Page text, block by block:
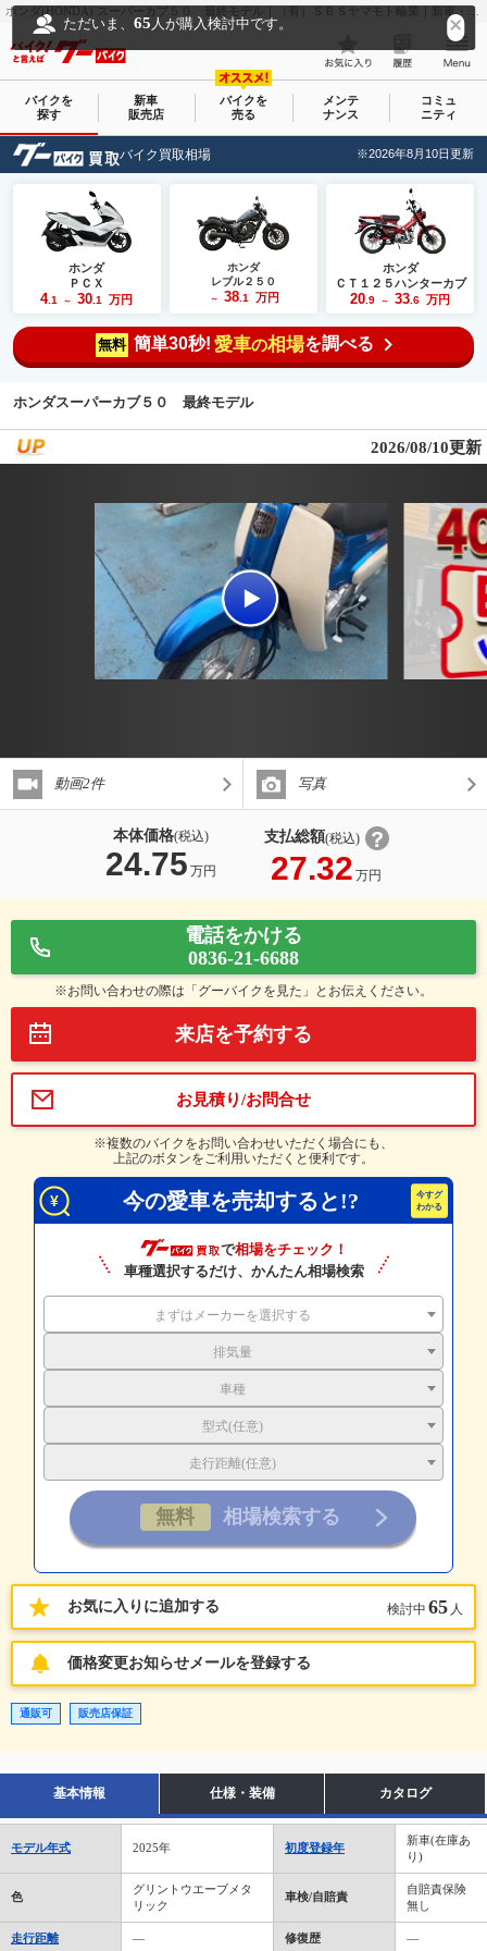
ホンダ(HONDA) スーパーカブ５０ 最終モデル｜（有）ＳＢＳヤマモト輪業｜新車・中古バイクなら【グーバイク(GooBike)】
ただいま、65 人が購入検討中です。
バイクを
探す
新車
販売店
バイクを
売る
メンテ
ナンス
コミュ
ニティ
バイク買取相場 ※2026年8月10日更新
ホンダ
ＰＣＸ
4.1 ～ 30 .1 万円
ホンダ
レブル２５０
～ 38.1 万円
ホンダ
ＣＴ１２５ハンターカブ
20 .9 ～ 33 .6 万円
無料 簡単30秒! 愛車の相場を調べる
ホンダスーパーカブ５０ 最終モデル
2026/08/10更新
動画2件 写真
本体価格(税込)
24.75 万円
支払総額(税込)
27.32 万円
電話をかける
0836-21-6688
※お問い合わせの際は「グーバイクを見た」とお伝えください。
来店を予約する
お見積り/お問合せ
※複数のバイクをお問い合わせいただく場合にも、
上記のボタンをご利用いただくと便利です。
今の愛車を売却すると!?
で相場をチェック！
車種選択するだけ、かんたん相場検索
まずはメーカーを選択する
排気量
車種
型式(任意)
走行距離(任意)
お気に入りに追加する 検討中 65 人
価格変更お知らせメールを登録する
通販可 販売店保証
基本情報 仕様・装備 カタログ
モデル年式 2025年 初度登録年
新車(在庫あ
り)
色
グリントウエーブメタ
リック
車検/自賠責
自賠責保険
無し
走行距離 ― 修復歴 ―